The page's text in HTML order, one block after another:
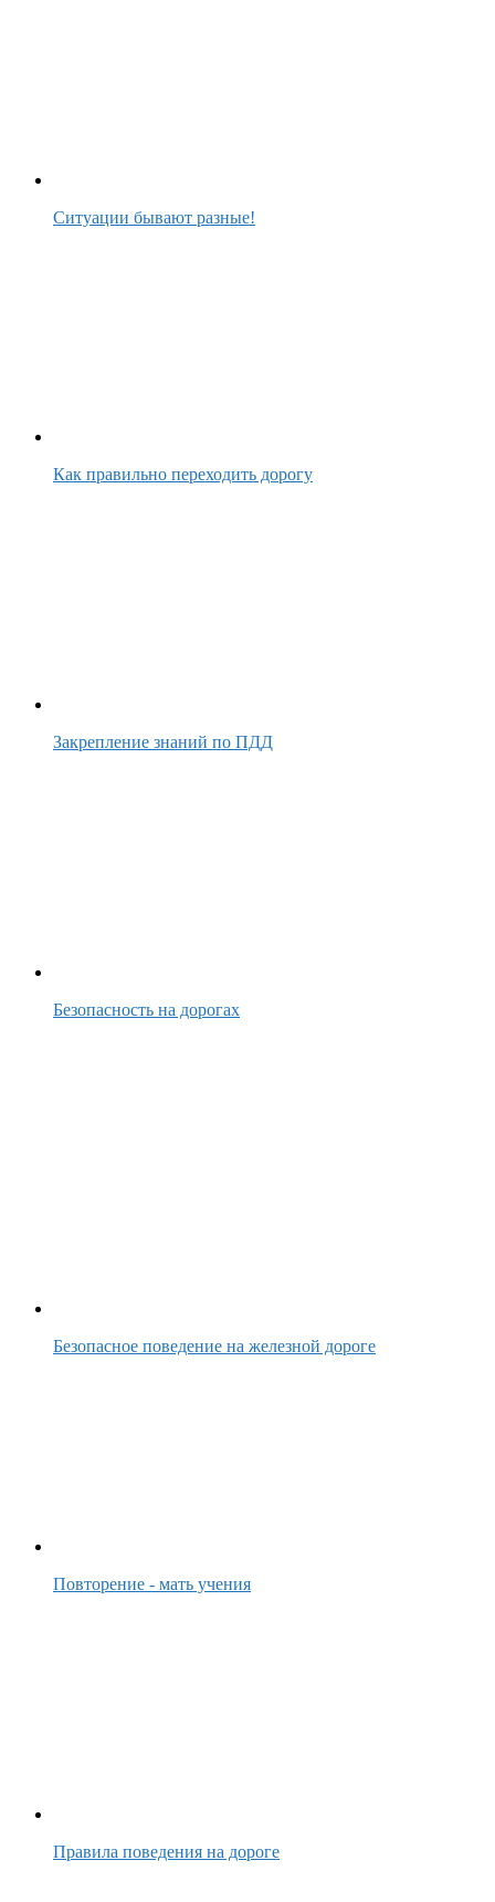
Ситуации бывают разные!
Как правильно переходить дорогу
Закрепление знаний по ПДД
Безопасность на дорогах
Безопасное поведение на железной дороге
Повторение - мать учения
Правила поведения на дороге